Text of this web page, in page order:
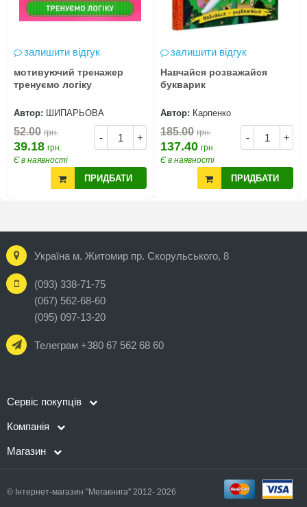
залишити відгук
мотивуючий тренажер
тренуємо логіку
Автор: ШИПАРЬОВА
- +
52.00 грн.
39.18 грн.
Є в наявності
ПРИДБАТИ
залишити відгук
Навчайся розважайся
букварик
Автор: Карпенко
- +
185.00 грн.
137.40 грн.
Є в наявності
ПРИДБАТИ
Україна м. Житомир пр. Скорульського, 8
(093) 338-71-75
(067) 562-68-60
(095) 097-13-20
Телеграм +380 67 562 68 60
Сервіс покупців
Компанія
Магазин
© Інтернет-магазин "Мегакнига" 2012- 2026